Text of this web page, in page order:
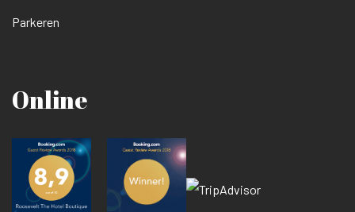
Parkeren
Online